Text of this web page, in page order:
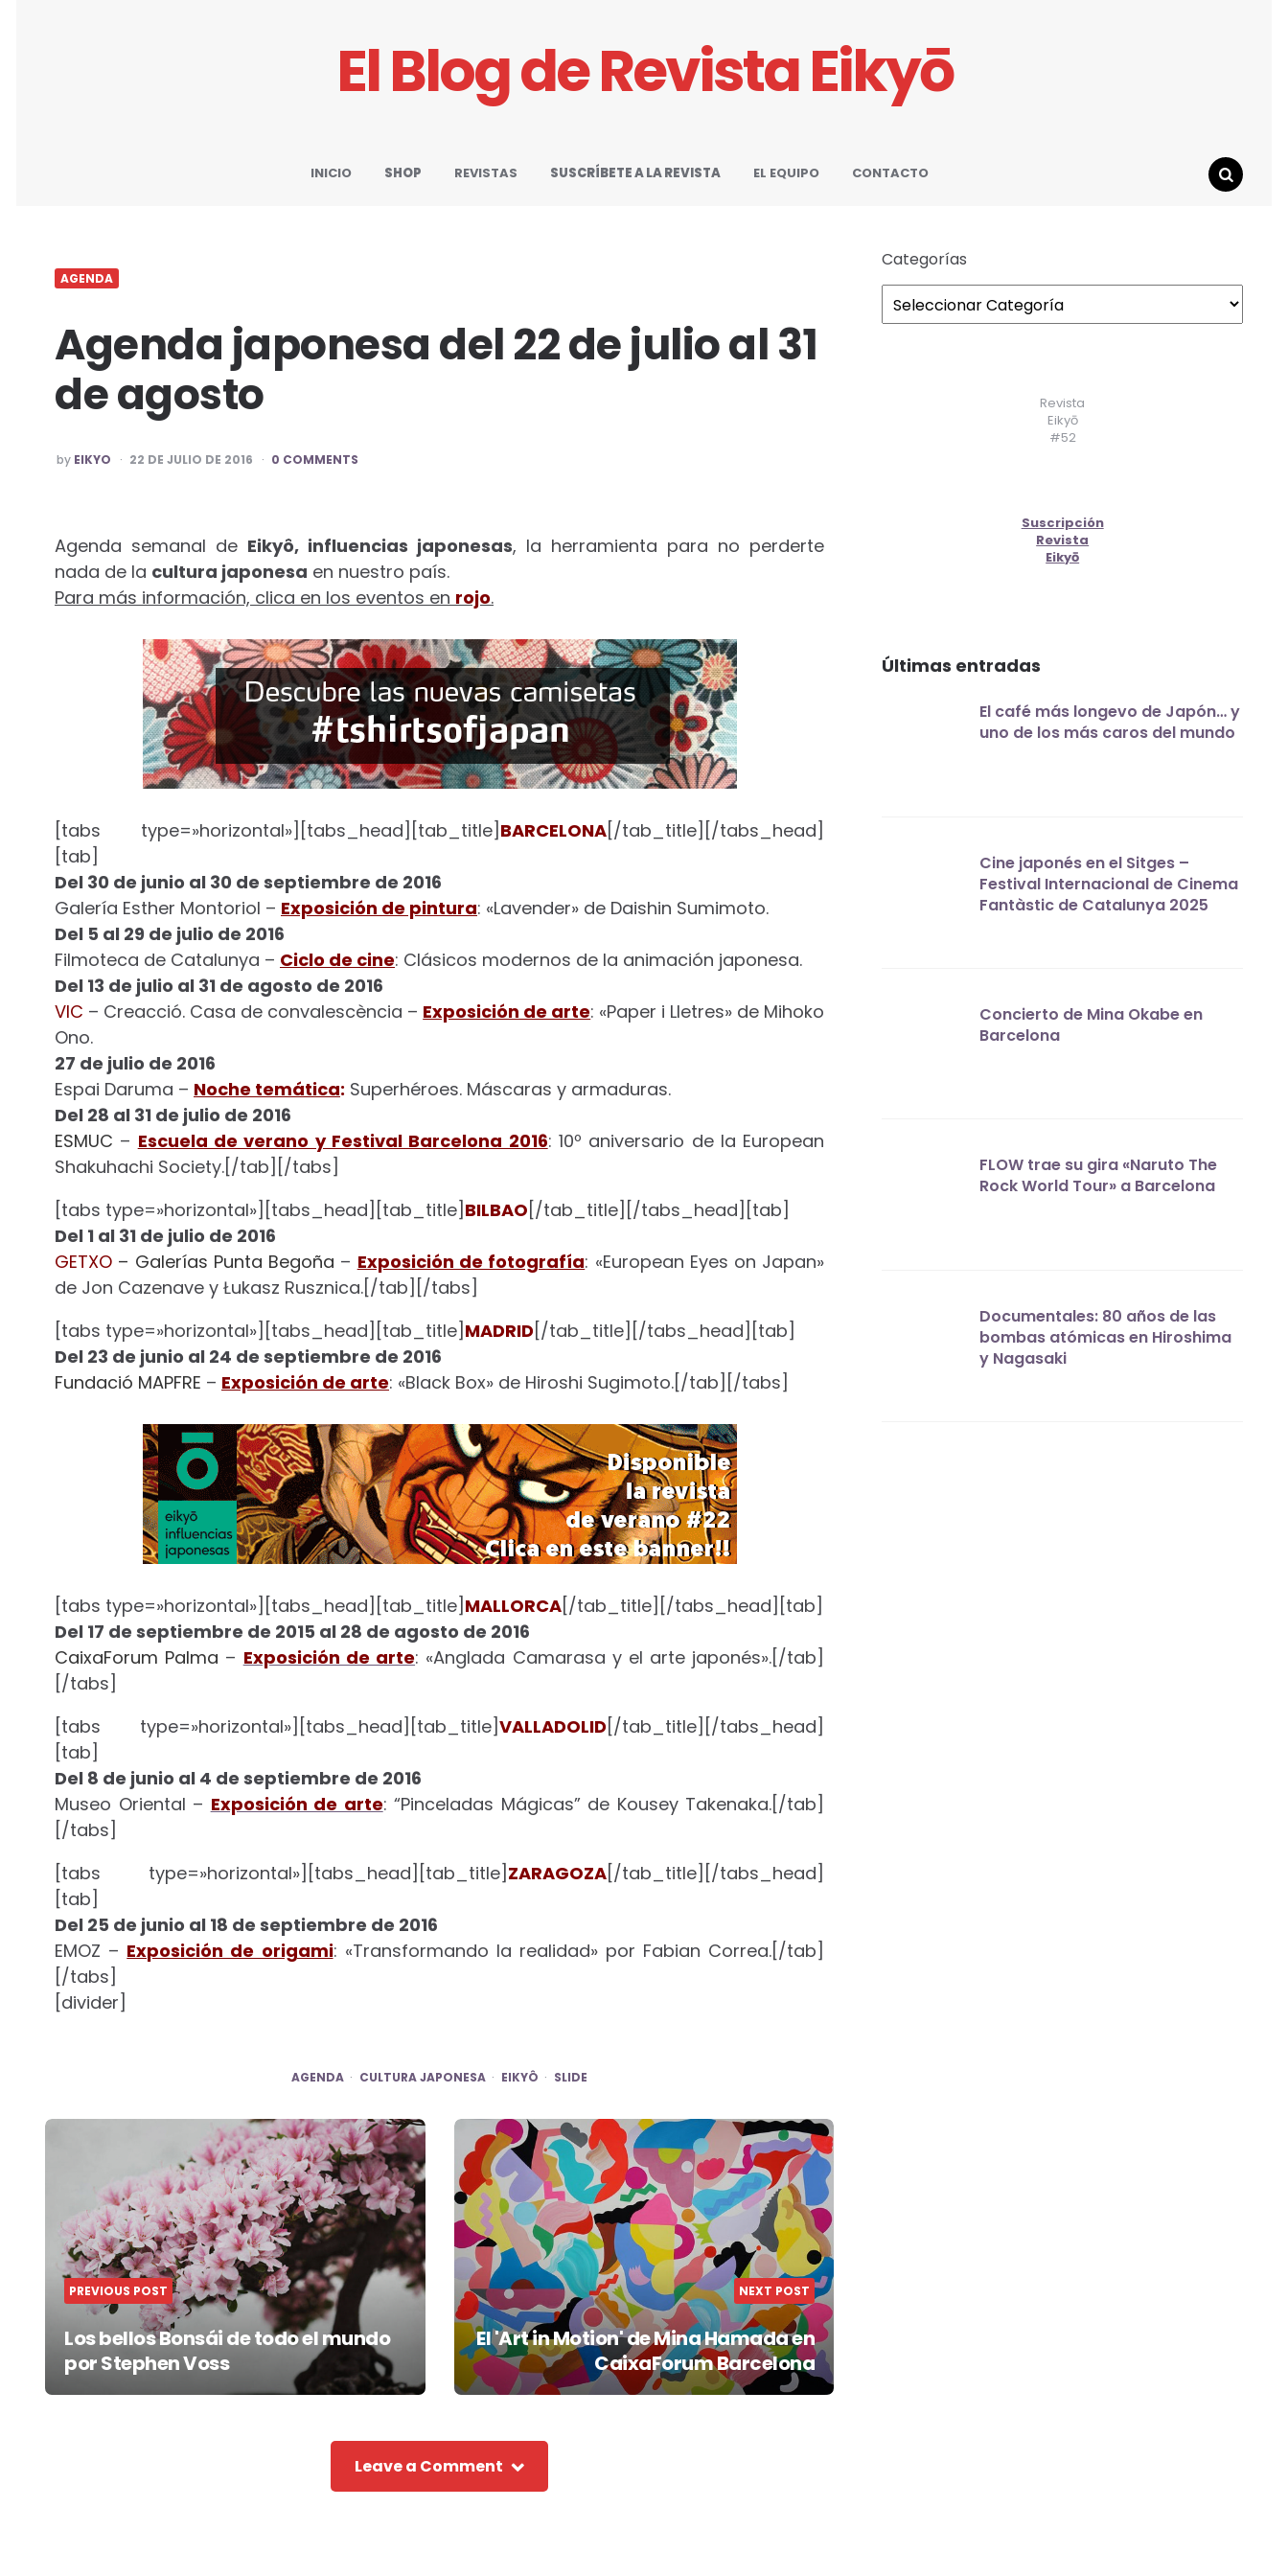
El Blog de Revista Eikyō
INICIO SHOP REVISTAS SUSCRÍBETE A LA REVISTA EL EQUIPO
CONTACTO
AGENDA
Agenda japonesa del 22 de julio al 31
de agosto
POSTED
BY
by EIKYO 22 DE JULIO DE 2016 0 COMMENTS
Agenda semanal de Eikyô, influencias japonesas, la herramienta para no perderte
nada de la cultura japonesa en nuestro país.
Para más información, clica en los eventos en rojo.
[tabs type=»horizontal»][tabs_head][tab_title] BARCELONA[/tab_title][/tabs_head]
[tab]
Del 30 de junio al 30 de septiembre de 2016
Galería Esther Montoriol – Exposición de pintura: «Lavender» de Daishin Sumimoto.
Del 5 al 29 de julio de 2016
Filmoteca de Catalunya – Ciclo de cine: Clásicos modernos de la animación japonesa.
Del 13 de julio al 31 de agosto de 2016
VIC – Creacció. Casa de convalescència – Exposición de arte: «Paper i Lletres» de Mihoko
Ono.
27 de julio de 2016
Espai Daruma – Noche temática: Superhéroes. Máscaras y armaduras.
Del 28 al 31 de julio de 2016
ESMUC – Escuela de verano y Festival Barcelona 2016: 10º aniversario de la European
Shakuhachi Society.[/tab][/tabs]
[tabs type=»horizontal»][tabs_head][tab_title] BILBAO [/tab_title][/tabs_head][tab]
Del 1 al 31 de julio de 2016
GETXO – Galerías Punta Begoña – Exposición de fotografía: «European Eyes on Japan»
de Jon Cazenave y Łukasz Rusznica.[/tab][/tabs]
[tabs type=»horizontal»][tabs_head][tab_title] MADRID [/tab_title][/tabs_head][tab]
Del 23 de junio al 24 de septiembre de 2016
Fundació MAPFRE – Exposición de arte: «Black Box» de Hiroshi Sugimoto.[/tab][/tabs]
[tabs type=»horizontal»][tabs_head][tab_title] MALLORCA[/tab_title][/tabs_head][tab]
Del 17 de septiembre de 2015 al 28 de agosto de 2016
CaixaForum Palma – Exposición de arte: «Anglada Camarasa y el arte japonés».[/tab]
[/tabs]
[tabs type=»horizontal»][tabs_head][tab_title]VALLADOLID [/tab_title][/tabs_head]
[tab]
Del 8 de junio al 4 de septiembre de 2016
Museo Oriental – Exposición de arte: “Pinceladas Mágicas” de Kousey Takenaka.[/tab]
[/tabs]
[tabs type=»horizontal»][tabs_head][tab_title] ZARAGOZA[/tab_title][/tabs_head]
[tab]
Del 25 de junio al 18 de septiembre de 2016
EMOZ – Exposición de origami: «Transformando la realidad» por Fabian Correa.[/tab]
[/tabs]
[divider]
AGENDA CULTURA JAPONESA EIKYÔ SLIDE
Post
navigation
PREVIOUS POST
Los bellos Bonsái de todo el mundo
por Stephen Voss
NEXT POST
El 'Art in Motion' de Mina Hamada en
CaixaForum Barcelona
Leave a Comment
Categorías
Revista
Eikyō
#52
Suscripción
Revista
Eikyō
Últimas entradas
El café más longevo de Japón… y
uno de los más caros del mundo
Cine japonés en el Sitges –
Festival Internacional de Cinema
Fantàstic de Catalunya 2025
Concierto de Mina Okabe en
Barcelona
FLOW trae su gira «Naruto The
Rock World Tour» a Barcelona
Documentales: 80 años de las
bombas atómicas en Hiroshima
y Nagasaki